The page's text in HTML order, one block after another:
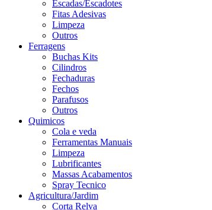
Escadas/Escadotes
Fitas Adesivas
Limpeza
Outros
Ferragens
Buchas Kits
Cilindros
Fechaduras
Fechos
Parafusos
Outros
Quimicos
Cola e veda
Ferramentas Manuais
Limpeza
Lubrificantes
Massas Acabamentos
Spray Tecnico
Agricultura/Jardim
Corta Relva